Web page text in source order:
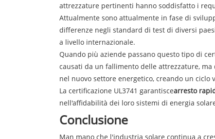
attrezzature pertinenti hanno soddisfatto i
Attualmente sono attualmente in fase di
differenze negli standard di test di diversi
a livello internazionale.
Quando più aziende passano questo tipo di
causati da un fallimento delle attrezzature,
nel nuovo settore energetico, creando un
La certificazione UL3741 garantiscearresto
nell'affidabilità dei loro sistemi di energia
Conclusione
Man mano che l'industria solare continua a